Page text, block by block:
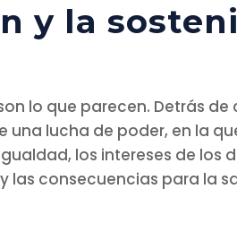
y la
lo que parecen. Detrás
lucha de poder, en la
los intereses de los
las consecuencias para la